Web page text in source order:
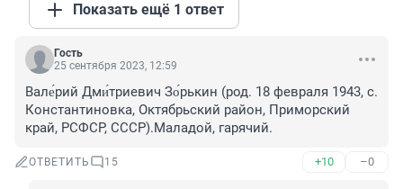
Показать ещё 1 ответ
Гость
25 сентября 2023, 12:59
Вале́рий Дми́триевич Зо́рькин (род. 18 февраля 1943, с.
Константиновка, Октябрьский район, Приморский
край, РСФСР, СССР).Маладой, гарячий.
ОТВЕТИТЬ 15 +10 –0